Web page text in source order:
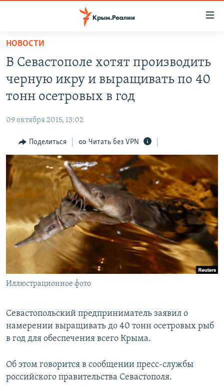
Вернуться
основному
содержанию
Вернутся
главной
навигации
Вернутся
поиску
11 ЛЕТ ОККУПАЦИИ КРЫМА. 11 ИСТОРИЙ СОПРОТИВЛЕНИЯ
ВОДА
ЕЩЕ
ИНТЕРАКТИВ
ИНФОГРАФИКА
ТЕЛЕПРОЕКТ КРЫМ.РЕАЛИИ
СОВЕТЫ ПРАВОЗАЩИТНИКОВ
ПРОПАВШИЕ БЕЗ ВЕСТИ
ПОБЕДИТЕЛЕЙ НЕ СУДЯТ?
КРЫМ.НЕПОКОРЕННЫЙ
УКРАИНСКАЯ ПРОБЛЕМА КРЫМА
РАДІО СВОБОДА
КАК ОБОЙТИ БЛОКИРОВКУ
Українською
Qırımtatar
ПРИСОЕДИНЯЙТЕСЬ!
НОВОСТИ
В Севастополе хотят производить
черную икру и выращивать по 40
тонн осетровых в год
09 октября 2015, 13:02
Поделиться Читать без VPN
Иллюстрационное фото
Севастопольский предприниматель заявил о
намерении выращивать до 40 тонн осетровых рыб
в год для обеспечения всего Крыма.
Об этом говорится в сообщении пресс-службы
российского правительства Севастополя.